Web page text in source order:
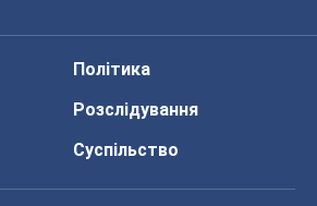
Політика
Розслідування
Суспільство